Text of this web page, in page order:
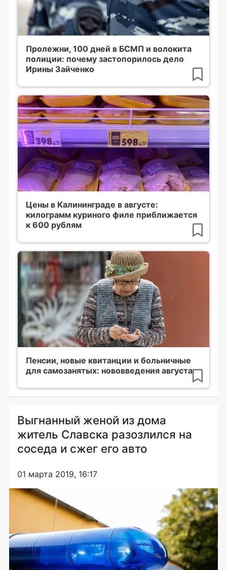
Пролежни, 100 дней в БСМП и волокита
полиции: почему застопорилось дело
Ирины Зайченко
Цены в Калининграде в августе:
килограмм куриного филе приближается
к 600 рублям
Пенсии, новые квитанции и больничные
для самозанятых: нововведения августа
Выгнанный женой из дома
житель Славска разозлился на
соседа и сжег его авто
01 марта 2019, 16:17